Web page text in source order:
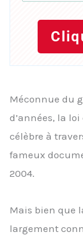
Méconnue du
d’années, la
célèbre à
fameux
2004.
Mais bien que
largement